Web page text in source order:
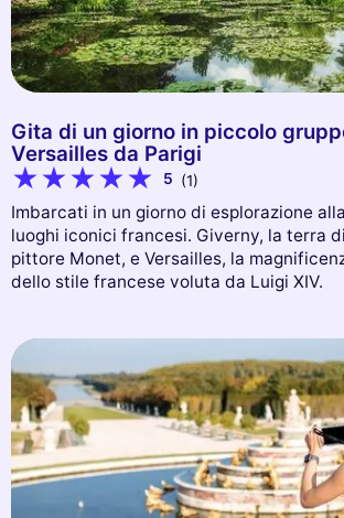
Gita di un giorno in piccolo
Versailles da Parigi
5 (1)
Imbarcati in un giorno di esplorazione
luoghi iconici francesi. Giverny, la terra
pittore Monet, e Versailles, la
dello stile francese voluta da Luigi XIV.